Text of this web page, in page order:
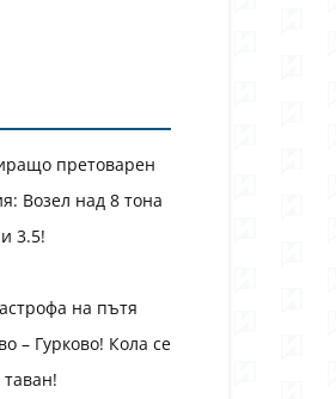
претоварен
Возел над 8 тона
3.5!
на пътя
– Гурково! Кола се